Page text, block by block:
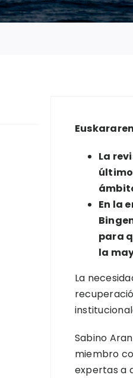
La
En la
para
la
La
Sabino
miembro
expertas a